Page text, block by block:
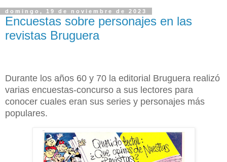
domingo, 19 de noviembre de 2023
Encuestas sobre personajes en las
revistas Bruguera
Durante los años 60 y 70 la editorial Bruguera realizó
varias encuestas-concurso a sus lectores para
conocer cuales eran sus series y personajes más
populares.